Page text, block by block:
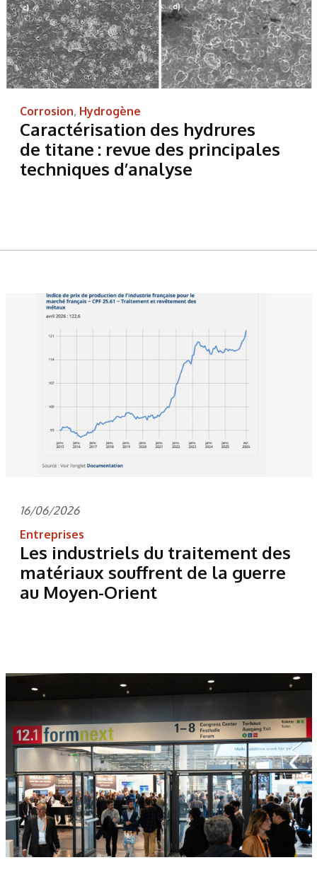
Corrosion, Hydrogène
Caractérisation des hydrures
de titane : revue des principales
techniques d’analyse
16/06/2026
Entreprises
Les industriels du traitement des
matériaux souffrent de la guerre
au Moyen-Orient